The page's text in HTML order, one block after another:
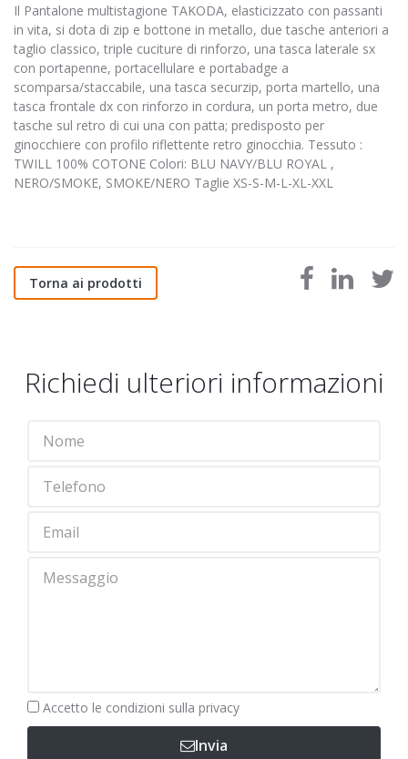
Il Pantalone multistagione TAKODA, elasticizzato con passanti
in vita, si dota di zip e bottone in metallo, due tasche anteriori a
taglio classico, triple cuciture di rinforzo, una tasca laterale sx
con portapenne, portacellulare e portabadge a
scomparsa/staccabile, una tasca securzip, porta martello, una
tasca frontale dx con rinforzo in cordura, un porta metro, due
tasche sul retro di cui una con patta; predisposto per
ginocchiere con profilo riflettente retro ginocchia. Tessuto :
TWILL 100% COTONE Colori: BLU NAVY/BLU ROYAL ,
NERO/SMOKE, SMOKE/NERO Taglie XS-S-M-L-XL-XXL
Torna ai prodotti
Richiedi ulteriori informazioni
Obbligatorio
Accetto le condizioni sulla privacy
Invia